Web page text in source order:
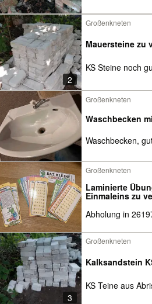
2
Großenkneten
Mauersteine zu
KS Steine noch
Großenkneten
Waschbecken
Waschbecken,
Großenkneten
Laminierte
Einmaleins zu
Abholung in
3
Großenkneten
Kalksandstein
KS Teine aus